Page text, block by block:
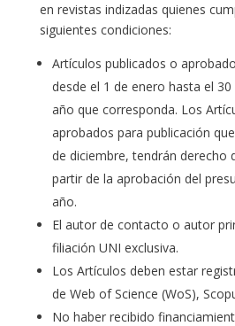
en revistas indizadas quienes
siguientes condiciones:
Artículos publicados o
desde el 1 de enero hasta el
año que corresponda. Los
aprobados para publicación
de diciembre, tendrán derecho
partir de la aprobación del
año.
El autor de contacto o autor
filiación UNI exclusiva.
Los Artículos deben estar
de Web of Science (WoS),
No haber recibido